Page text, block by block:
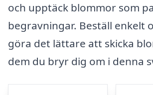
och upptäck blommor som
begravningar. Beställ enkelt
göra det lättare att skicka
dem du bryr dig om i denna